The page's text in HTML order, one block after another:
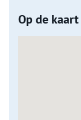
Op de kaart